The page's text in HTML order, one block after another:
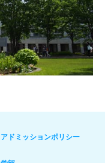
アドミッションポリシー